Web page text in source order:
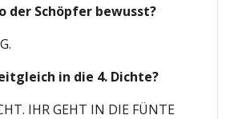
der Schöpfer bewusst?
in die 4. Dichte?
IHR GEHT IN DIE FÜNTE